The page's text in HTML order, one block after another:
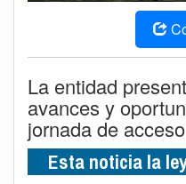
La entidad
avances y
jornada de
Esta noticia la